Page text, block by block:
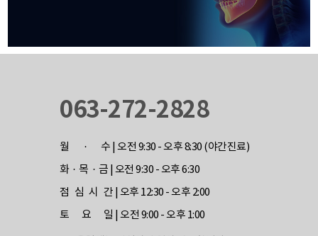
063-272-2828
월 · 수 | 오전 9:30 - 오후 8:30 (야간진료)
화 · 목 · 금 | 오전 9:30 - 오후 6:30
점 심 시 간 | 오후 12:30 - 오후 2:00
토 요 일 | 오전 9:00 - 오후 1:00